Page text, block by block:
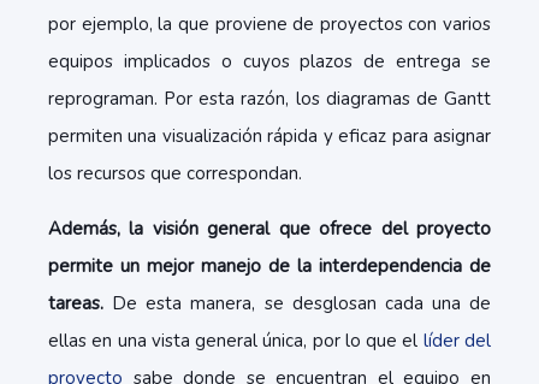
por ejemplo, la que proviene de proyectos con varios
equipos implicados o cuyos plazos de entrega se
reprograman. Por esta razón, los diagramas de Gantt
permiten una visualización rápida y eficaz para asignar
los recursos que correspondan.
Además, la visión general que ofrece del proyecto
permite un mejor manejo de la interdependencia de
tareas. De esta manera, se desglosan cada una de
ellas en una vista general única, por lo que el líder del
proyecto sabe donde se encuentran el equipo en